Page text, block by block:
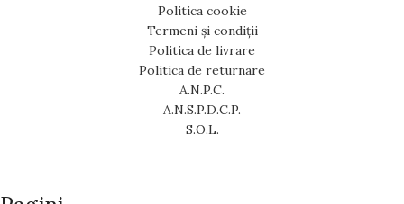
Politica cookie
Termeni și condiții
Politica de livrare
Politica de returnare
A.N.P.C.
A.N.S.P.D.C.P.
S.O.L.